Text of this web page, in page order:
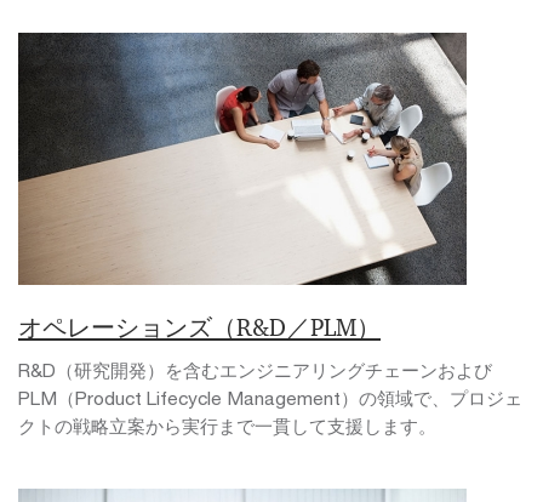
オペレーションズ（R&D／PLM）
R&D（研究開発）を含むエンジニアリングチェーンおよび
PLM（Product Lifecycle Management）の領域で、プロジェ
クトの戦略立案から実行まで一貫して支援します。